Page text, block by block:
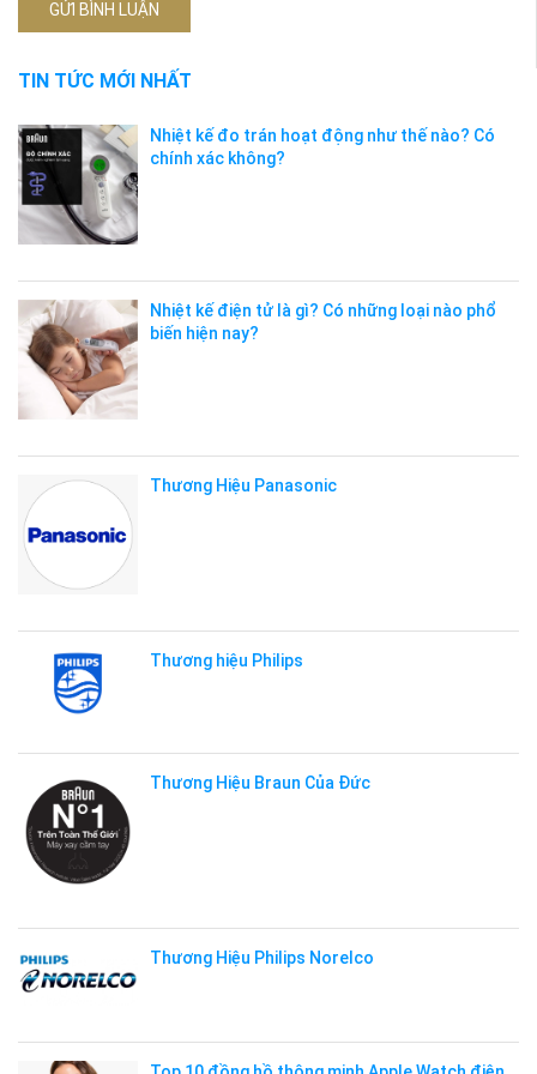
GỬI BÌNH LUẬN
TIN TỨC MỚI NHẤT
Nhiệt kế đo trán hoạt động như thế nào? Có
chính xác không?
Nhiệt kế điện tử là gì? Có những loại nào phổ
biến hiện nay?
Thương Hiệu Panasonic
Thương hiệu Philips
Thương Hiệu Braun Của Đức
Thương Hiệu Philips Norelco